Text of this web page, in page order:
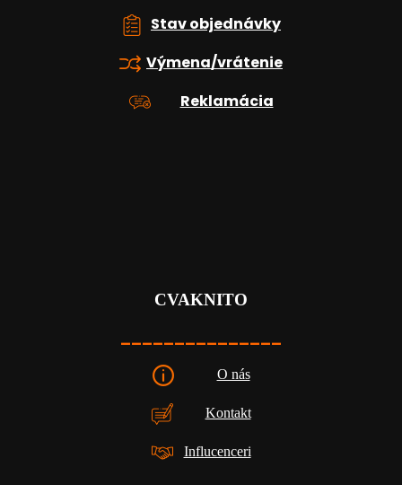
Stav objednávky
Výmena/vrátenie
Reklamácia
CVAKNITO
_______________
O nás
Kontakt
Influcenceri